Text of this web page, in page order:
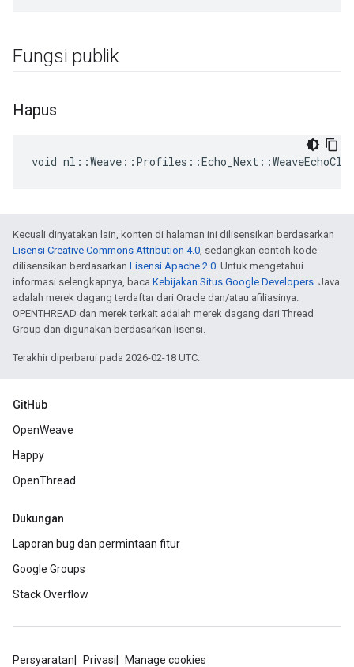
Fungsi publik
Hapus
void
Kecuali dinyatakan lain, konten di halaman ini dilisensikan berdasarkan
Lisensi Creative Commons Attribution 4.0, sedangkan contoh kode
dilisensikan berdasarkan Lisensi Apache 2.0. Untuk mengetahui
informasi selengkapnya, baca Kebijakan Situs Google Developers. Java
adalah merek dagang terdaftar dari Oracle dan/atau afiliasinya.
OPENTHREAD dan merek terkait adalah merek dagang dari Thread
Group dan digunakan berdasarkan lisensi.
Terakhir diperbarui pada 2026-02-18 UTC.
GitHub
OpenWeave
Happy
OpenThread
Dukungan
Laporan bug dan permintaan fitur
Google Groups
Stack Overflow
Persyaratan Privasi Manage cookies